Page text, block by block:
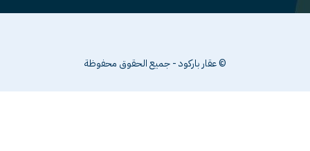
عقار باركود - جميع الحقوق محفوظة